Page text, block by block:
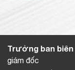
Trưởng ban biên
giám đốc